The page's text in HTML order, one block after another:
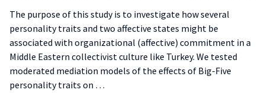
The purpose of this study is to investigate how several
personality traits and two affective states might be
associated with organizational (affective) commitment in a
Middle Eastern collectivist culture like Turkey. We tested
moderated mediation models of the effects of Big-Five
personality traits on …